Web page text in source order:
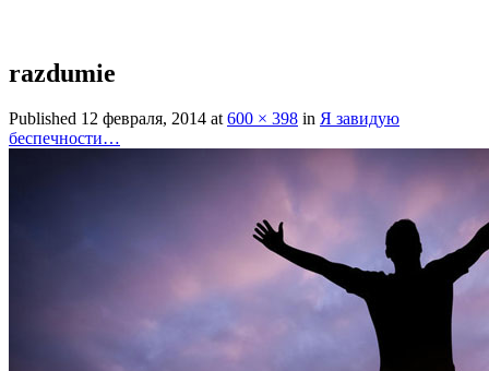
razdumie
Published 12 февраля, 2014 at600 × 398 in Я завидую
беспечности…